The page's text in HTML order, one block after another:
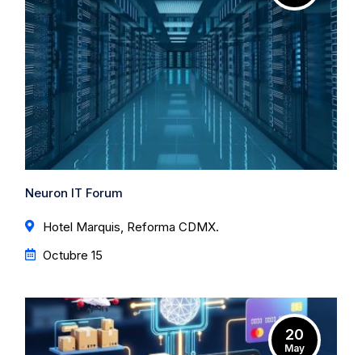
Neuron IT Forum
Hotel Marquis, Reforma CDMX.
Octubre 15
20
May